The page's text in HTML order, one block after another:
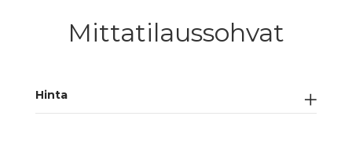
Mittatilaussohvat
Hinta